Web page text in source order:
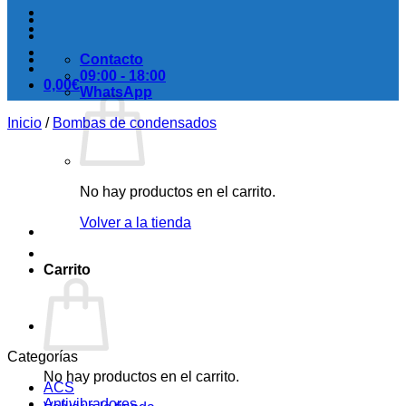
0,00€
No hay productos en el carrito.
Volver a la tienda
Carrito
No hay productos en el carrito.
Contacto
09:00 - 18:00
WhatsApp
Inicio / Bombas de condensados
Categorías
ACS